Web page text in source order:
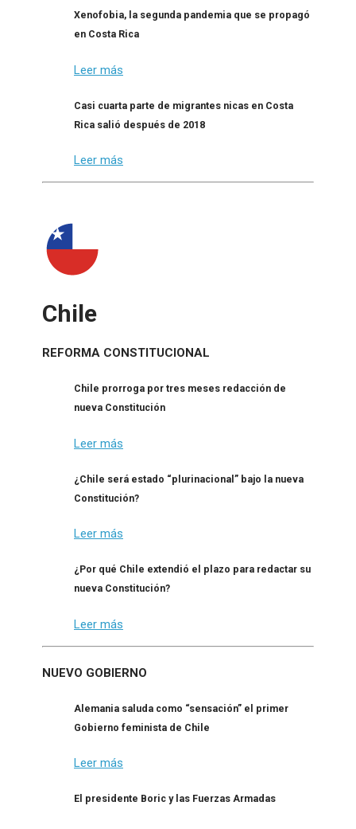
Xenofobia, la segunda pandemia que se propagó
en Costa Rica
Leer más
Casi cuarta parte de migrantes nicas en Costa
Rica salió después de 2018
Leer más
Chile
REFORMA CONSTITUCIONAL
Chile prorroga por tres meses redacción de
nueva Constitución
Leer más
¿Chile será estado “plurinacional” bajo la nueva
Constitución?
Leer más
¿Por qué Chile extendió el plazo para redactar su
nueva Constitución?
Leer más
NUEVO GOBIERNO
Alemania saluda como “sensación” el primer
Gobierno feminista de Chile
Leer más
El presidente Boric y las Fuerzas Armadas